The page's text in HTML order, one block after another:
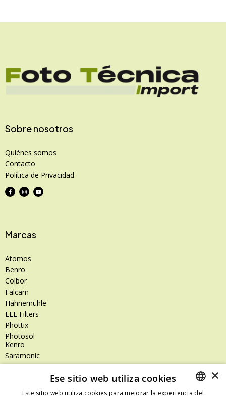
Sobre nosotros
Quiénes somos
Contacto
Política de Privacidad
Marcas
Atomos
Benro
Colbor
Falcam
Hahnemühle
LEE Filters
Phottix
Photosol
Kenro
Saramonic
Shimoda
SanDisk Professional
×
Ese sitio web utiliza cookies
Este sitio web utiliza cookies para mejorar la experiencia del